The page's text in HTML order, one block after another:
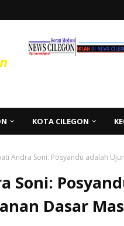
KOTA CILEGON
Andra Soni: Posyandu adalah
Soni:
Dasar